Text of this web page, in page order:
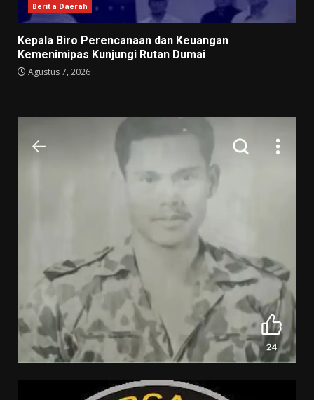
Berita Daerah
Kepala Biro Perencanaan dan Keuangan
Kemenimipas Kunjungi Rutan Dumai
Agustus 7, 2026